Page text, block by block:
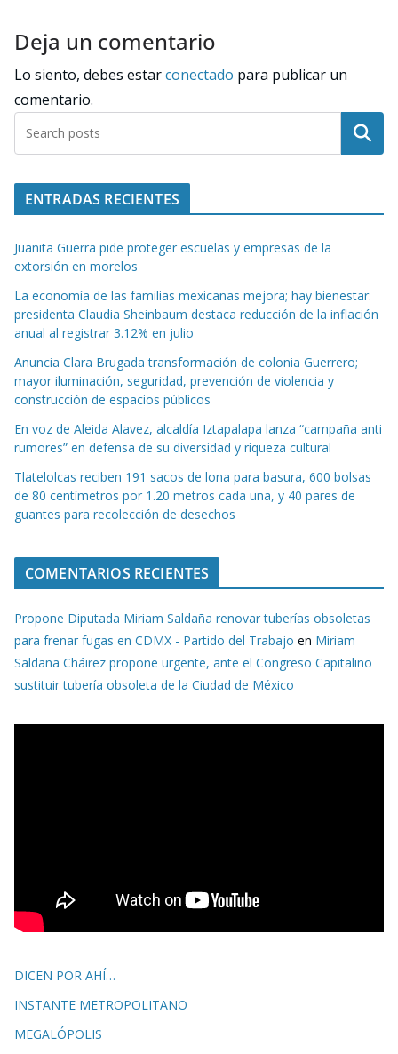
Deja un comentario
Lo siento, debes estarconectado para publicar un
comentario.
Buscar
ENTRADAS RECIENTES
Juanita Guerra pide proteger escuelas y empresas de la
extorsión en morelos
La economía de las familias mexicanas mejora; hay bienestar:
presidenta Claudia Sheinbaum destaca reducción de la inflación
anual al registrar 3.12% en julio
Anuncia Clara Brugada transformación de colonia Guerrero;
mayor iluminación, seguridad, prevención de violencia y
construcción de espacios públicos
En voz de Aleida Alavez, alcaldía Iztapalapa lanza “campaña anti
rumores” en defensa de su diversidad y riqueza cultural
Tlatelolcas reciben 191 sacos de lona para basura, 600 bolsas
de 80 centímetros por 1.20 metros cada una, y 40 pares de
guantes para recolección de desechos
COMENTARIOS RECIENTES
Propone Diputada Miriam Saldaña renovar tuberías obsoletas
para frenar fugas en CDMX - Partido del Trabajo en Miriam
Saldaña Cháirez propone urgente, ante el Congreso Capitalino
sustituir tubería obsoleta de la Ciudad de México
DICEN POR AHÍ…
INSTANTE METROPOLITANO
MEGALÓPOLIS